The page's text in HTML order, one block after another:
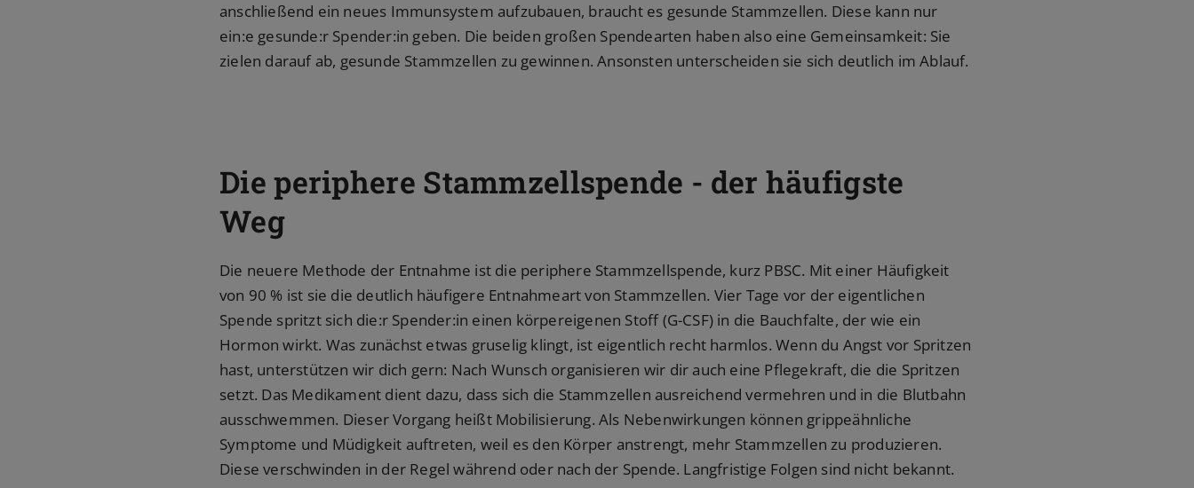
anschließend ein neues Immunsystem aufzubauen, braucht es gesunde Stammzellen. Diese kann nur
ein:e gesunde:r Spender:in geben. Die beiden großen Spendearten haben also eine Gemeinsamkeit: Sie
zielen darauf ab, gesunde Stammzellen zu gewinnen. Ansonsten unterscheiden sie sich deutlich im Ablauf.
Die periphere Stammzellspende - der häufigste
Weg
Die neuere Methode der Entnahme ist die periphere Stammzellspende, kurz PBSC. Mit einer Häufigkeit
von 90 % ist sie die deutlich häufigere Entnahmeart von Stammzellen. Vier Tage vor der eigentlichen
Spende spritzt sich die:r Spender:in einen körpereigenen Stoff (G-CSF) in die Bauchfalte, der wie ein
Hormon wirkt. Was zunächst etwas gruselig klingt, ist eigentlich recht harmlos. Wenn du Angst vor Spritzen
hast, unterstützen wir dich gern: Nach Wunsch organisieren wir dir auch eine Pflegekraft, die die Spritzen
setzt. Das Medikament dient dazu, dass sich die Stammzellen ausreichend vermehren und in die Blutbahn
ausschwemmen. Dieser Vorgang heißt Mobilisierung. Als Nebenwirkungen können grippeähnliche
Symptome und Müdigkeit auftreten, weil es den Körper anstrengt, mehr Stammzellen zu produzieren.
Diese verschwinden in der Regel während oder nach der Spende. Langfristige Folgen sind nicht bekannt.